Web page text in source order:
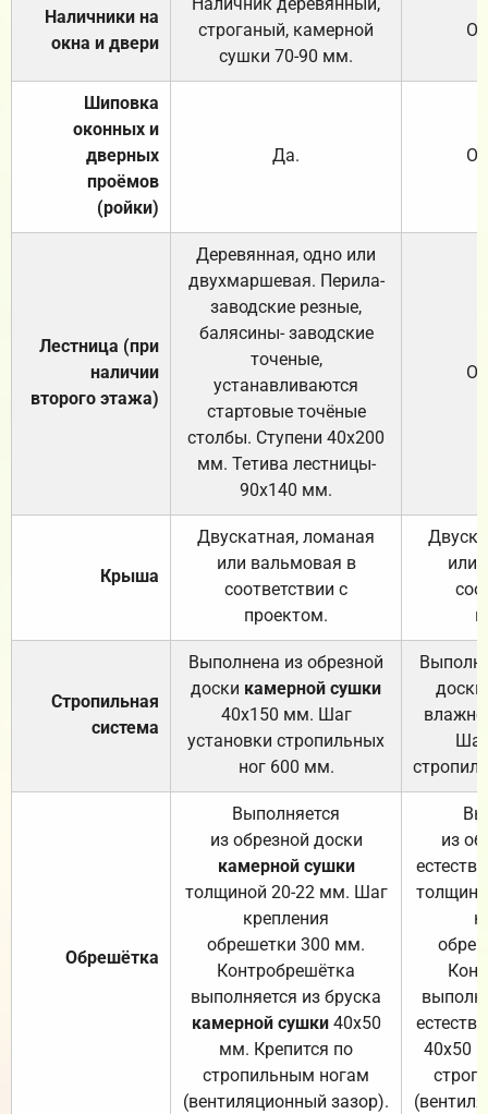
Наличники на
окна и двери
Наличник деревянный,
строганый, камерной
сушки 70-90 мм.
Шиповка
оконных и
дверных
проёмов
(ройки)
Да.
Лестница (при
наличии
второго этажа)
Деревянная, одно или
двухмаршевая. Перила-
заводские резные,
балясины- заводские
точеные,
устанавливаются
стартовые точёные
столбы. Ступени 40х200
мм. Тетива лестницы-
90х140 мм.
Крыша
Двускатная, ломаная
или вальмовая в
соответствии с
проектом.
или
Стропильная
система
Выполнена из обрезной
доски камерной сушки
40х150 мм. Шаг
установки стропильных
ног 600 мм.
доски
Обрешётка
Выполняется
из обрезной доски
камерной сушки
толщиной 20-22 мм. Шаг
крепления
обрешетки 300 мм.
Контробрешётка
выполняется из бруска
камерной сушки40х50
мм. Крепится по
стропильным ногам
(вентиляционный зазор).
из
40х50